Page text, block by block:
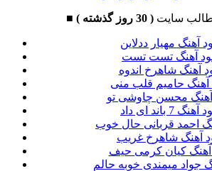
■ سایت( 30 روز گذشته )
آهنگ مهیار ددلاین
آهنگ تست تست
آهنگ شاهرخ اندوه
آهنگ حامیم قلب منی
آهنگ محسن چاوشی تو
7 باند ای داد
احمد قربانی حال خوب
آهنگ شاهرخ غریب
آهنگ کیان کرمی حیف
جواد میمندی خوبه حالم